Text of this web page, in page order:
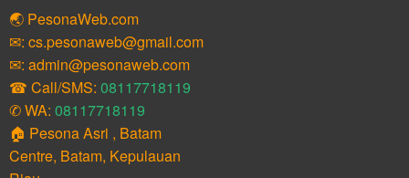
🌏 PesonaWeb.com
✉: cs.pesonaweb@gmail.com
✉: admin@pesonaweb.com
☎ Call/SMS: 08117718119
✆ WA: 08117718119
🏠 Pesona Asri , Batam
Centre, Batam, Kepulauan